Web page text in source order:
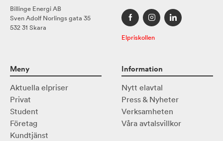
Billinge Energi AB
Sven Adolf Norlings gata 35
532 31 Skara
Elpriskollen
Meny
Aktuella elpriser
Privat
Student
Företag
Kundtjänst
Information
Nytt elavtal
Press & Nyheter
Verksamheten
Våra avtalsvillkor